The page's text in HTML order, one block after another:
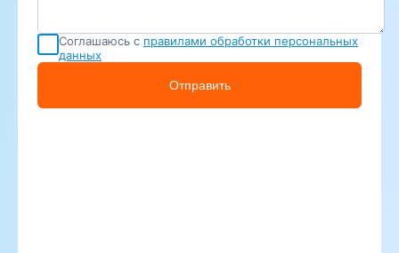
Соглашаюсь с правилами обработки персональных
данных
Отправить